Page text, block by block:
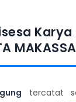
tercatat